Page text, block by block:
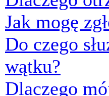
Jak mogę
Do czego
wątku?
Dlaczego